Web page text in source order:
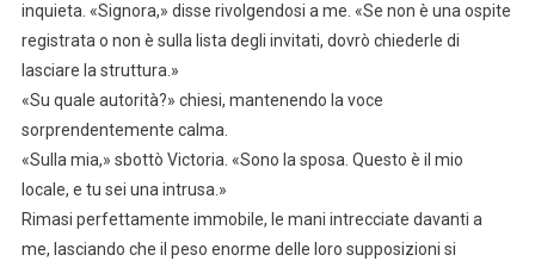
inquieta. «Signora,» disse rivolgendosi a me. «Se non è una ospite
registrata o non è sulla lista degli invitati, dovrò chiederle di
lasciare la struttura.»
«Su quale autorità?» chiesi, mantenendo la voce
sorprendentemente calma.
«Sulla mia,» sbottò Victoria. «Sono la sposa. Questo è il mio
locale, e tu sei una intrusa.»
Rimasi perfettamente immobile, le mani intrecciate davanti a
me, lasciando che il peso enorme delle loro supposizioni si